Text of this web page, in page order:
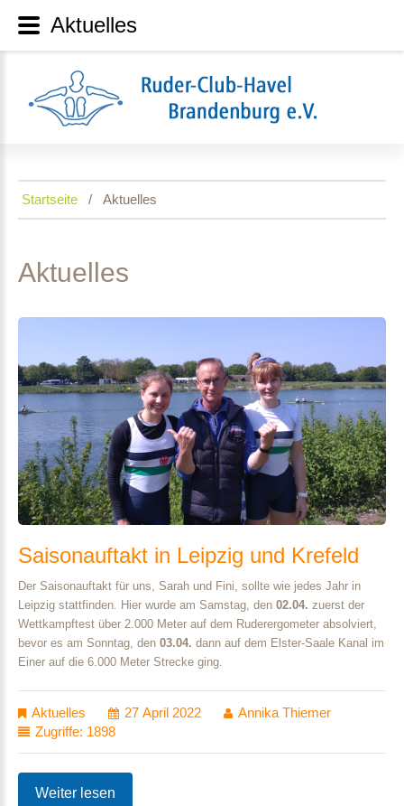
Startseite Aktuelles
Aktuelles
Saisonauftakt in Leipzig und Krefeld
Der Saisonauftakt für uns, Sarah und Fini, sollte wie jedes Jahr in
Leipzig stattfinden. Hier wurde am Samstag, den 02.04. zuerst der
Wettkampftest über 2.000 Meter auf dem Ruderergometer absolviert,
bevor es am Sonntag, den 03.04. dann auf dem Elster-Saale Kanal im
Einer auf die 6.000 Meter Strecke ging.
Aktuelles 27 April 2022
Annika Thiemer
Zugriffe: 1898
Weiter lesen
Aktuelles